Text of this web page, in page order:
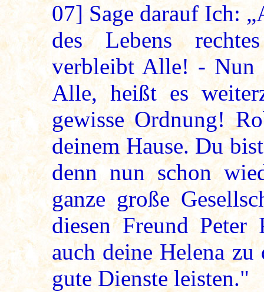
07] Sage darauf Ich:
des Lebens
verbleibt Alle! - Nun
Alle, heißt es
gewisse Ordnung!
deinem Hause. Du
denn nun schon
ganze große
diesen Freund
auch deine Helena
gute Dienste leisten."